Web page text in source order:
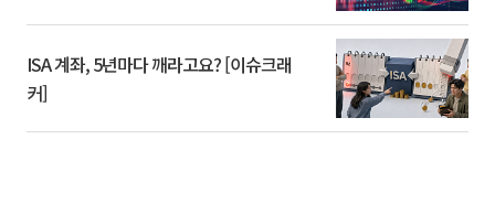
ISA 계좌, 5년마다 깨라고요? [이슈크래
커]